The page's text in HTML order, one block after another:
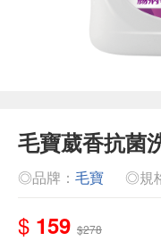
毛寶葳香抗菌
◎品牌： 毛寶 ◎規
$ 159 $278